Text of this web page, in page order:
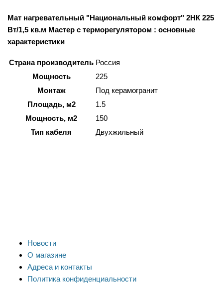
Мат нагревательный "Национальный комфорт" 2НК 225
Вт/1,5 кв.м Мастер с терморегулятором : основные
характеристики
Страна производитель Россия
Мощность
225
Монтаж
Под керамогранит
Площадь, м2
1.5
Мощность, м2
150
Тип кабеля
Двухжильный
Новости
О магазине
Адреса и контакты
Политика конфиденциальности